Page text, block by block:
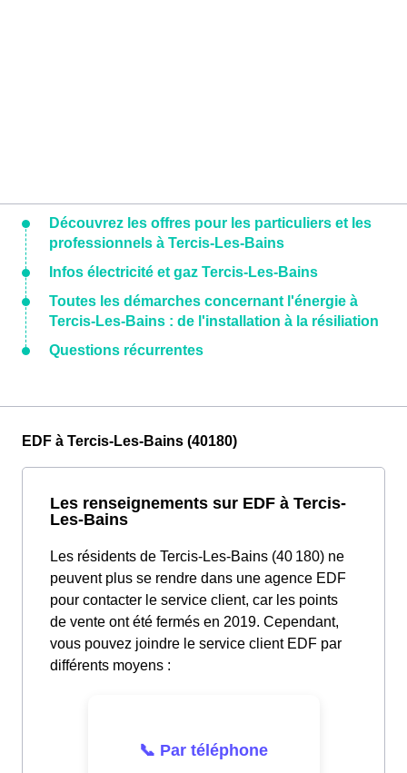
Découvrez les offres pour les particuliers et les
professionnels à Tercis-Les-Bains
Infos électricité et gaz Tercis-Les-Bains
Toutes les démarches concernant l'énergie à
Tercis-Les-Bains : de l'installation à la résiliation
Questions récurrentes
EDF à Tercis-Les-Bains (40180)
Les renseignements sur EDF à Tercis-
Les-Bains
Les résidents de Tercis-Les-Bains (40 180) ne
peuvent plus se rendre dans une agence EDF
pour contacter le service client, car les points
de vente ont été fermés en 2019. Cependant,
vous pouvez joindre le service client EDF par
différents moyens :
📞 Par téléphone